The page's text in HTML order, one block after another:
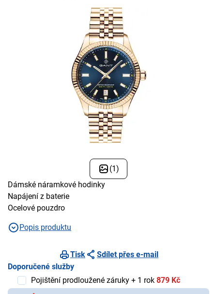
(1)
Dámské náramkové hodinky
Napájení z baterie
Ocelové pouzdro
Popis produktu
Tisk
Sdílet přes e-mail
Doporučené služby
Pojištění prodloužené záruky + 1 rok 879 Kč